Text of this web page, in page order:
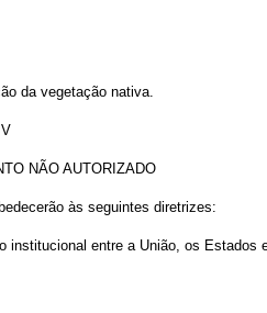
da vegetação nativa.
NÃO AUTORIZADO
às seguintes diretrizes:
institucional entre a União, os Estados